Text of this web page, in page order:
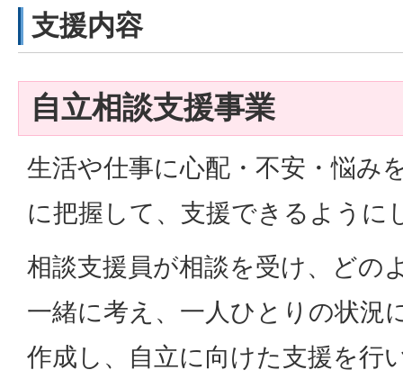
支援内容
自立相談支援事業
生活や仕事に心配・不安・悩み
に把握して、支援できるように
相談支援員が相談を受け、どの
一緒に考え、一人ひとりの状況
作成し、自立に向けた支援を行